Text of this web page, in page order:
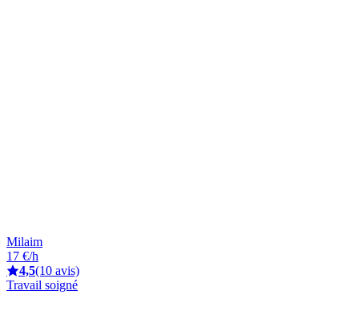
Milaim
17 €/h
4,5(10 avis)
Travail soigné